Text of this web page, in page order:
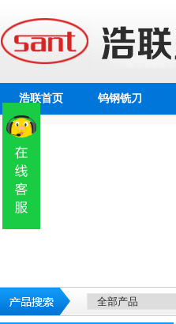
浩联首页 钨钢铣刀